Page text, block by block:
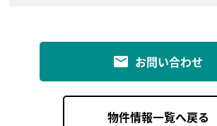
お問い合わせ
物件情報一覧へ戻る